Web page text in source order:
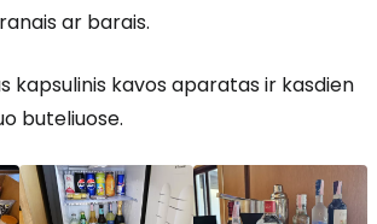
ar barais.
kapsulinis kavos aparatas ir kasdien
buteliuose.